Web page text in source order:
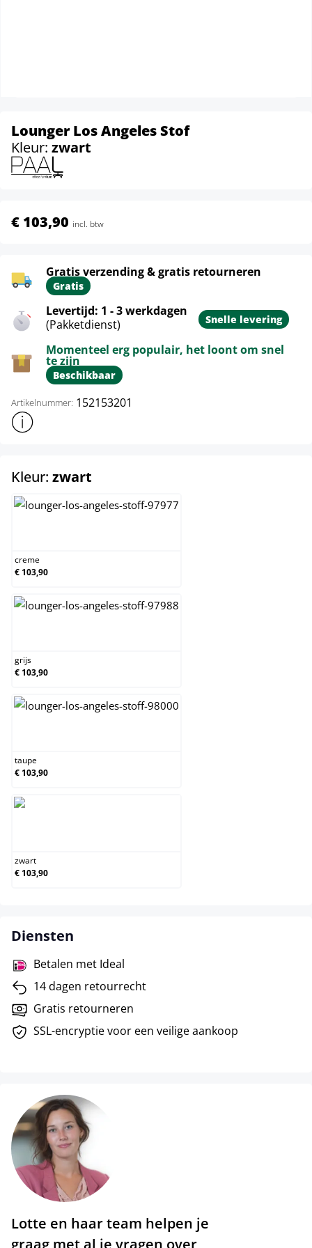
Lounger Los Angeles Stof
Kleur: zwart
€ 103,90 incl. btw
Gratis verzending & gratis retourneren
Gratis
Levertijd: 1 - 3 werkdagen
(Pakketdienst)
Snelle levering
Momenteel erg populair, het loont om snel
te zijn
Beschikbaar
Artikelnummer: 152153201
Toon meer productinformatie
Kleur: zwart
creme
€ 103,90
grijs
€ 103,90
taupe
€ 103,90
zwart
€ 103,90
Diensten
Betalen met Ideal
14 dagen retourrecht
Gratis retourneren
SSL-encryptie voor een veilige aankoop
Lotte en haar team helpen je
graag met al je vragen over